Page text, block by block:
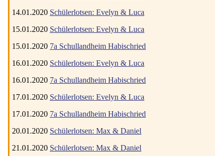
14.01.2020 Schülerlotsen: Evelyn & Luca
15.01.2020 Schülerlotsen: Evelyn & Luca
15.01.2020 7a Schullandheim Habischried
16.01.2020 Schülerlotsen: Evelyn & Luca
16.01.2020 7a Schullandheim Habischried
17.01.2020 Schülerlotsen: Evelyn & Luca
17.01.2020 7a Schullandheim Habischried
20.01.2020 Schülerlotsen: Max & Daniel
21.01.2020 Schülerlotsen: Max & Daniel